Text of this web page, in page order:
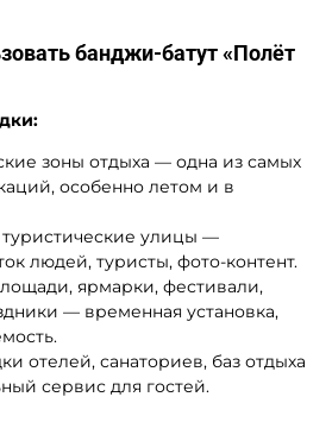
банджи-батут «Полёт
зоны отдыха — одна из самых
особенно летом и в
улицы —
людей, туристы, фото-контент.
ярмарки, фестивали,
— временная установка,
отелей, санаториев, баз отдыха
сервис для гостей.